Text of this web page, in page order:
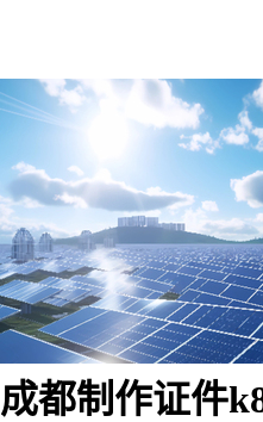
成都制作证件